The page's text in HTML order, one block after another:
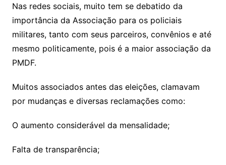
Nas redes sociais, muito tem se debatido da
importância da Associação para os policiais
militares, tanto com seus parceiros, convênios e até
mesmo politicamente, pois é a maior associação da
PMDF.
Muitos associados antes das eleições, clamavam
por mudanças e diversas reclamações como:
O aumento considerável da mensalidade;
Falta de transparência;